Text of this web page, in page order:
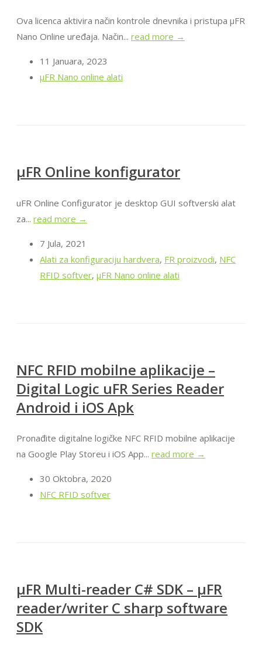
Ova licenca aktivira način kontrole dnevnika i pristupa μFR
Nano Online uređaja. Način... read more →
11 Januara, 2023
μFR Nano online alati
μFR Online konfigurator
uFR Online Configurator je desktop GUI softverski alat
za... read more →
7 Jula, 2021
Alati za konfiguraciju hardvera, FR proizvodi, NFC
RFID softver, μFR Nano online alati
NFC RFID mobilne aplikacije –
Digital Logic uFR Series Reader
Android i iOS Apk
Pronađite digitalne logičke NFC RFID mobilne aplikacije
na Google Play Storeu i iOS App... read more →
30 Oktobra, 2020
NFC RFID softver
μFR Multi-reader C# SDK – μFR
reader/writer C sharp software
SDK